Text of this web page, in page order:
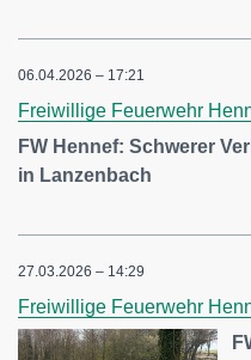
06.04.2026 – 17:21
Freiwillige Feuerwehr
FW Hennef: Schwerer
in Lanzenbach
27.03.2026 – 14:29
Freiwillige Feuerwehr